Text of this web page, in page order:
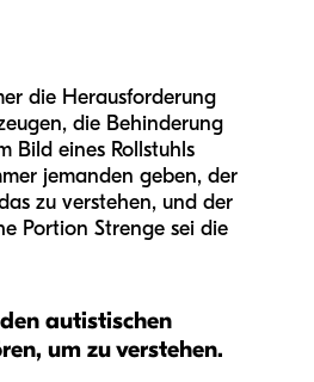
die Herausforderung
die Behinderung
Bild eines Rollstuhls
jemanden geben, der
zu verstehen, und der
Portion Strenge sei die
autistischen
um zu verstehen.